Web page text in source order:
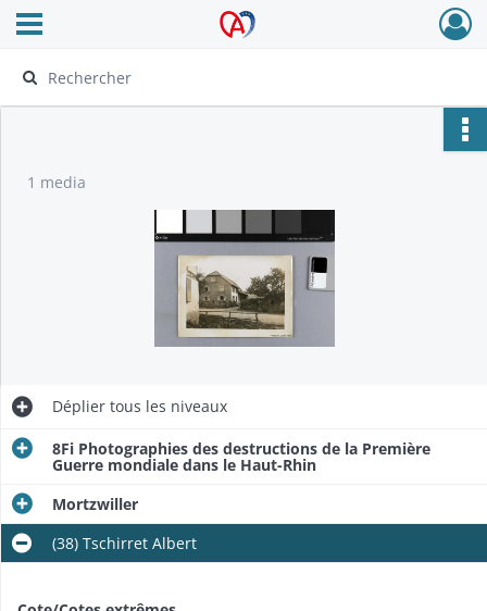
Archives Alsace - Colmar
Ouvrir le menu déroulant
1 media
Déplier tous les niveaux
8Fi Photographies des destructions de la Première
Guerre mondiale dans le Haut-Rhin
Mortzwiller
(38) Tschirret Albert